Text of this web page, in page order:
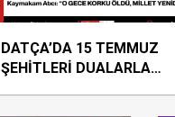
DATÇA’DA 15 TEMMUZ
ŞEHİTLERİ DUALARLA